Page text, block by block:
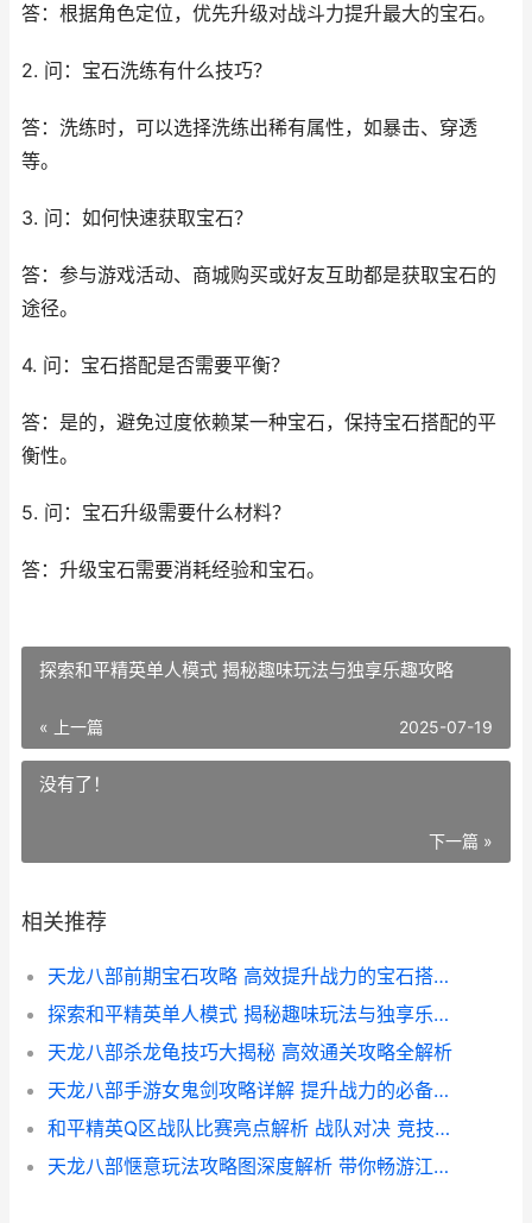
答：根据角色定位，优先升级对战斗力提升最大的宝石。
2. 问：宝石洗练有什么技巧？
答：洗练时，可以选择洗练出稀有属性，如暴击、穿透
等。
3. 问：如何快速获取宝石？
答：参与游戏活动、商城购买或好友互助都是获取宝石的
途径。
4. 问：宝石搭配是否需要平衡？
答：是的，避免过度依赖某一种宝石，保持宝石搭配的平
衡性。
5. 问：宝石升级需要什么材料？
答：升级宝石需要消耗经验和宝石。
探索和平精英单人模式 揭秘趣味玩法与独享乐趣攻略
« 上一篇 2025-07-19
没有了！
下一篇 »
相关推荐
天龙八部前期宝石攻略 高效提升战力的宝石搭配与获取技巧
探索和平精英单人模式 揭秘趣味玩法与独享乐趣攻略
天龙八部杀龙龟技巧大揭秘 高效通关攻略全解析
天龙八部手游女鬼剑攻略详解 提升战力的必备技巧
和平精英Q区战队比赛亮点解析 战队对决 竞技巅峰对决
天龙八部惬意玩法攻略图深度解析 带你畅游江湖的独家秘籍